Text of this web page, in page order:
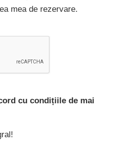
mea de rezervare.
cu condițiile de mai